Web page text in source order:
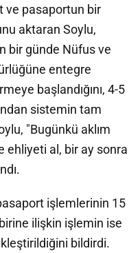
ve pasaportun bir
aktaran Soylu,
bir günde Nüfus ve
entegre
başlandığını, 4-5
sistemin tam
"Bugünkü aklım
ehliyeti al, bir ay sonra
işlemlerinin 15
ilişkin işlemin ise
bildirdi.